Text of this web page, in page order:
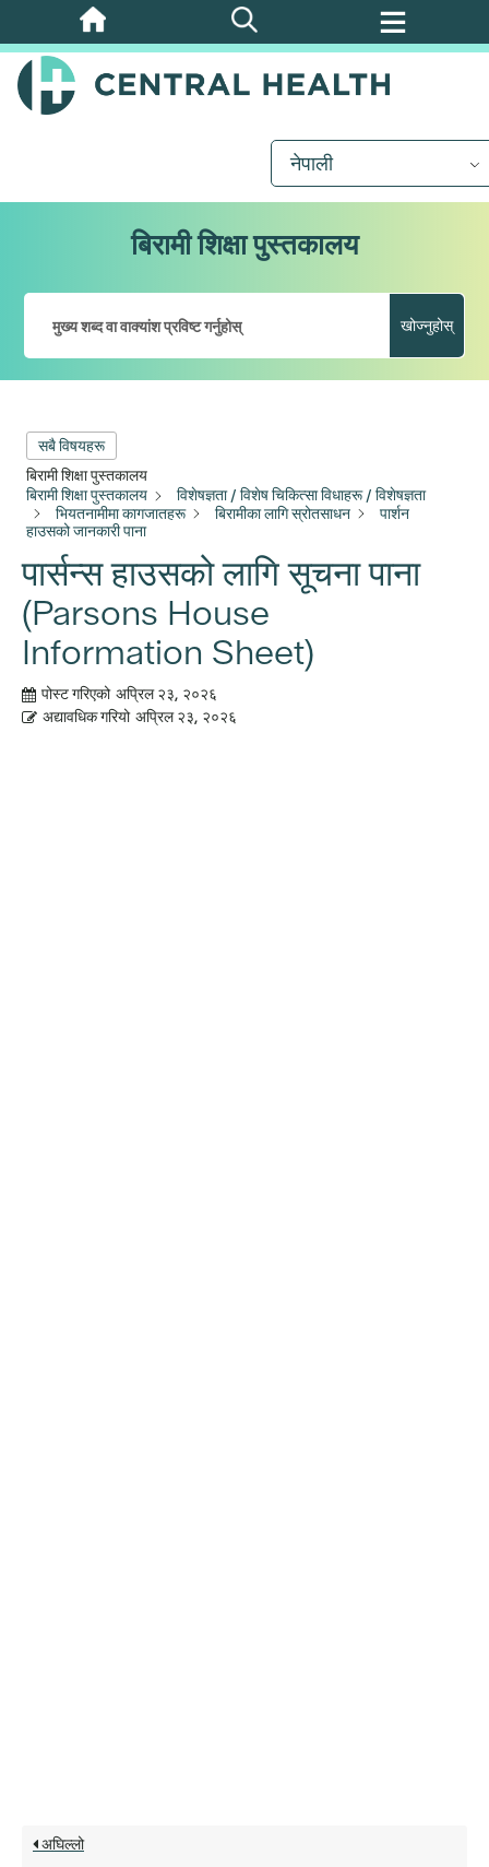
मुख्य
सामग्रीमा
जानुहोस्
नेपाली
बिरामी शिक्षा पुस्तकालय
खोज्नुहोस्
सबै विषयहरू
बिरामी शिक्षा पुस्तकालय
बिरामी शिक्षा पुस्तकालय
विशेषज्ञता / विशेष चिकित्सा विधाहरू / विशेषज्ञता
भियतनामीमा कागजातहरू
बिरामीका लागि स्रोतसाधन
पार्शन
हाउसको जानकारी पाना
पार्सन्स हाउसको लागि सूचना पाना
(Parsons House
Information Sheet)
पोस्ट गरिएको अप्रिल २३, २०२६
अद्यावधिक गरियो अप्रिल २३, २०२६
अघिल्लो